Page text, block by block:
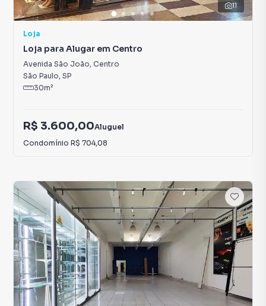
11
Loja
Loja para Alugar em Centro
Avenida São João, Centro
São Paulo, SP
30m²
R$ 3.600,00Aluguel
Condomínio R$ 704,08